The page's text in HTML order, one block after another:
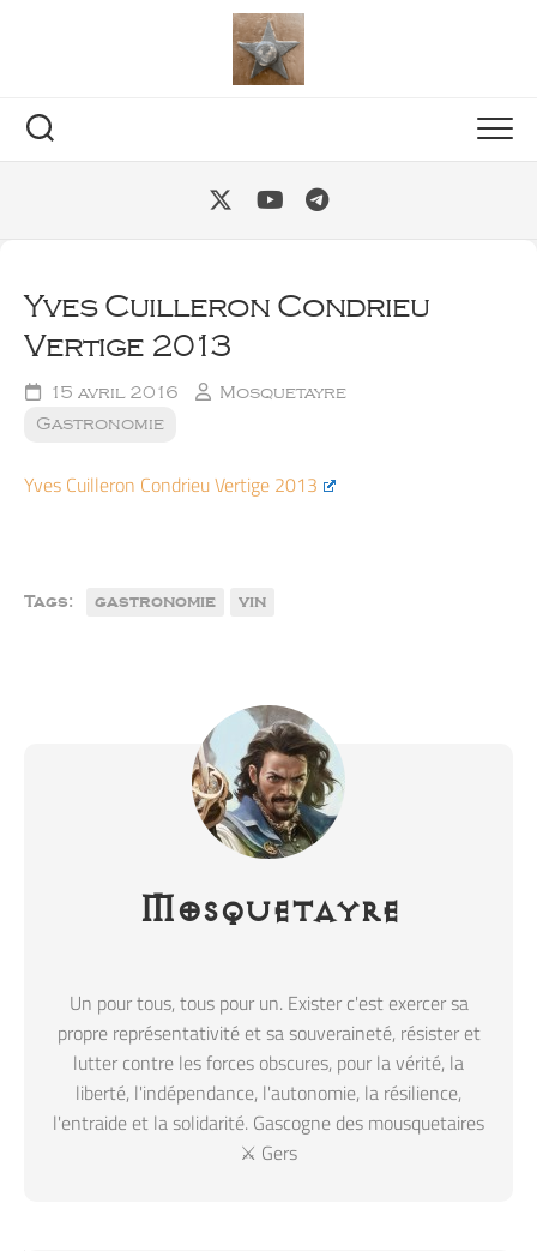
Yves Cuilleron Condrieu
Vertige 2013
15 avril 2016
Mosquetayre
Gastronomie
Yves Cuilleron Condrieu Vertige 2013
Tags: gastronomie vin
Mosquetayre
Un pour tous, tous pour un. Exister c'est exercer sa
propre représentativité et sa souveraineté, résister et
lutter contre les forces obscures, pour la vérité, la
liberté, l'indépendance, l'autonomie, la résilience,
l'entraide et la solidarité. Gascogne des mousquetaires
⚔️ Gers